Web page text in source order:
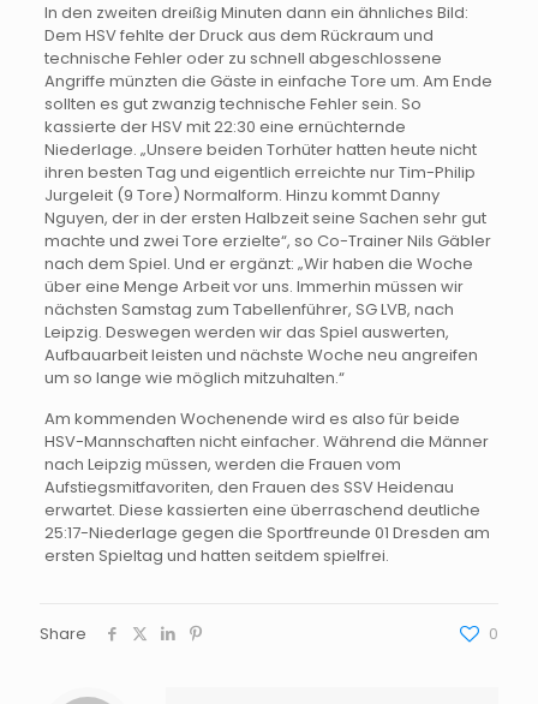
In den zweiten dreißig Minuten dann ein ähnliches Bild:
Dem HSV fehlte der Druck aus dem Rückraum und
technische Fehler oder zu schnell abgeschlossene
Angriffe münzten die Gäste in einfache Tore um. Am Ende
sollten es gut zwanzig technische Fehler sein. So
kassierte der HSV mit 22:30 eine ernüchternde
Niederlage. „Unsere beiden Torhüter hatten heute nicht
ihren besten Tag und eigentlich erreichte nur Tim-Philip
Jurgeleit (9 Tore) Normalform. Hinzu kommt Danny
Nguyen, der in der ersten Halbzeit seine Sachen sehr gut
machte und zwei Tore erzielte“, so Co-Trainer Nils Gäbler
nach dem Spiel. Und er ergänzt: „Wir haben die Woche
über eine Menge Arbeit vor uns. Immerhin müssen wir
nächsten Samstag zum Tabellenführer, SG LVB, nach
Leipzig. Deswegen werden wir das Spiel auswerten,
Aufbauarbeit leisten und nächste Woche neu angreifen
um so lange wie möglich mitzuhalten.“
Am kommenden Wochenende wird es also für beide
HSV-Mannschaften nicht einfacher. Während die Männer
nach Leipzig müssen, werden die Frauen vom
Aufstiegsmitfavoriten, den Frauen des SSV Heidenau
erwartet. Diese kassierten eine überraschend deutliche
25:17-Niederlage gegen die Sportfreunde 01 Dresden am
ersten Spieltag und hatten seitdem spielfrei.
Share 0